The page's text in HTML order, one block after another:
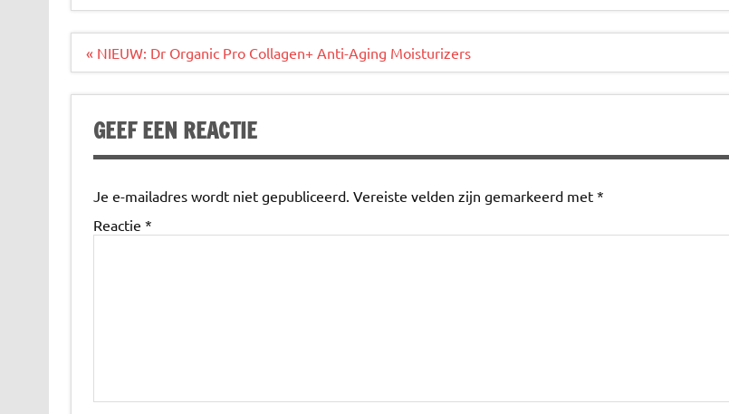
Bericht
« NIEUW: Dr Organic Pro Collagen+ Anti-Aging Moisturizers
GEEF EEN REACTIE
Je e-mailadres wordt niet gepubliceerd. Vereiste velden zijn gemarkeerd met *
Reactie *